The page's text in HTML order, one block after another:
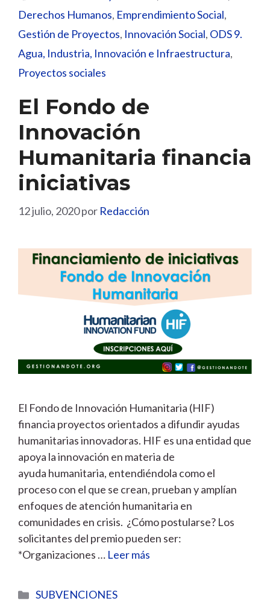
Derechos Humanos, Emprendimiento Social,
Gestión de Proyectos, Innovación Social, ODS 9.
Agua, Industria, Innovación e Infraestructura,
Proyectos sociales
El Fondo de
Innovación
Humanitaria financia
iniciativas
12 julio, 2020por Redacción
El Fondo de Innovación Humanitaria (HIF)
financia proyectos orientados a difundir ayudas
humanitarias innovadoras. HIF es una entidad que
apoya la innovación en materia de
ayuda humanitaria, entendiéndola como el
proceso con el que se crean, prueban y amplían
enfoques de atención humanitaria en
comunidades en crisis. ¿Cómo postularse? Los
solicitantes del premio pueden ser:
*Organizaciones … Leer más
Categorías
SUBVENCIONES